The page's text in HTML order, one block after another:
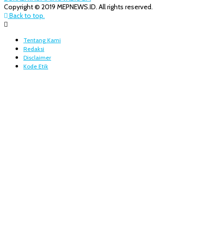
Copyright © 2019 MEPNEWS.ID. All rights reserved.
Back to top.
Tentang Kami
Redaksi
Disclaimer
Kode Etik